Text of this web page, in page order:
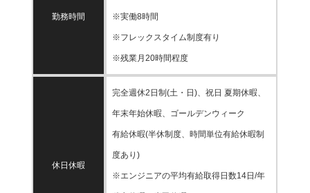
勤務時間 ※実働8時間
※フレックスタイム制度有り
※残業月20時間程度
休日休暇
完全週休2日制(土・日)、祝日 夏期休暇、
年末年始休暇、ゴールデンウィーク
有給休暇(半休制度、時間単位有給休暇制
度あり)
※エンジニアの平均有給取得日数14日/年